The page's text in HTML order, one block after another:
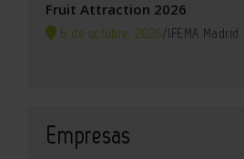
Fruit Attraction 2026
6 de octubre, 2026/IFEMA Madrid
Empresas